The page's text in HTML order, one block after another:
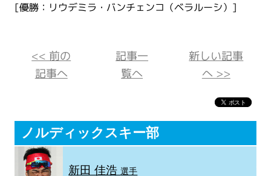
[優勝：リウデミラ・バンチェンコ（ベラルーシ）]
<< 前の
記事へ
記事一
覧へ
新しい記事
へ >>
ノルディックスキー部
新田 佳浩選手